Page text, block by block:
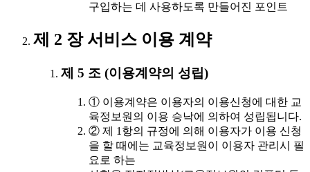
구입하는 데 사용하도록 만들어진 포인트
제 2 장 서비스 이용 계약
제 5 조 (이용계약의 성립)
① 이용계약은 이용자의 이용신청에 대한 교
육정보원의 이용 승낙에 의하여 성립됩니다.
② 제 1항의 규정에 의해 이용자가 이용 신청
을 할 때에는 교육정보원이 이용자 관리시 필
요로 하는